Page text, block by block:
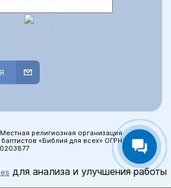
религиозная организация
«Библия для всех» ОГРН:
для анализа и улучшения работы